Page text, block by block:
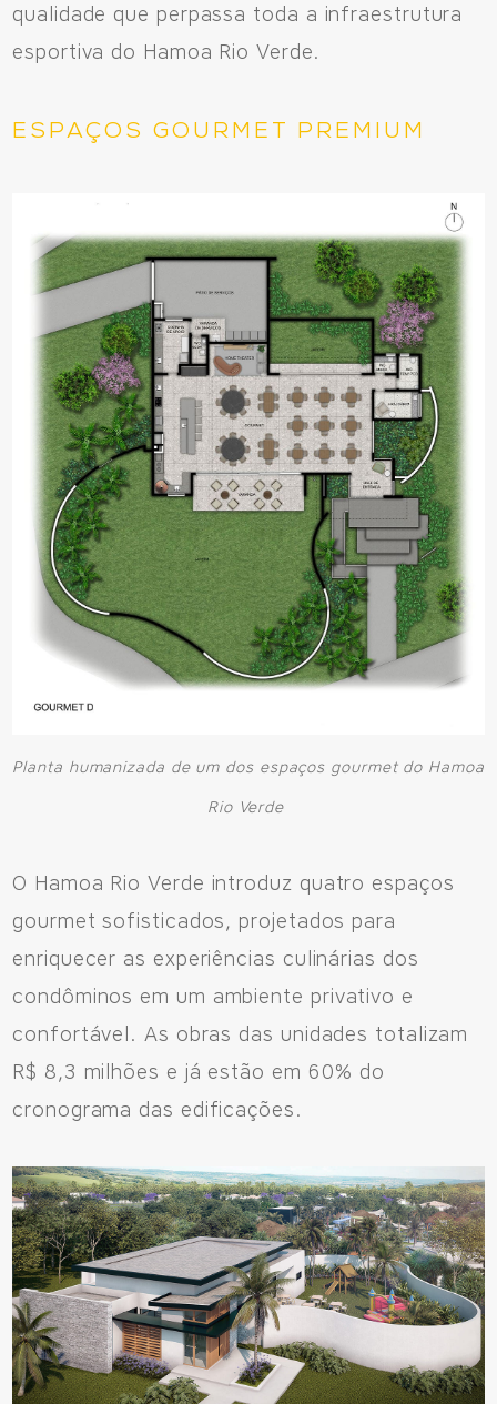
qualidade que perpassa toda a infraestrutura
esportiva do Hamoa Rio Verde.
ESPAÇOS GOURMET PREMIUM
Planta humanizada de um dos espaços gourmet do Hamoa
Rio Verde
O Hamoa Rio Verde introduz quatro espaços
gourmet sofisticados, projetados para
enriquecer as experiências culinárias dos
condôminos em um ambiente privativo e
confortável. As obras das unidades totalizam
R$ 8,3 milhões e já estão em 60% do
cronograma das edificações.